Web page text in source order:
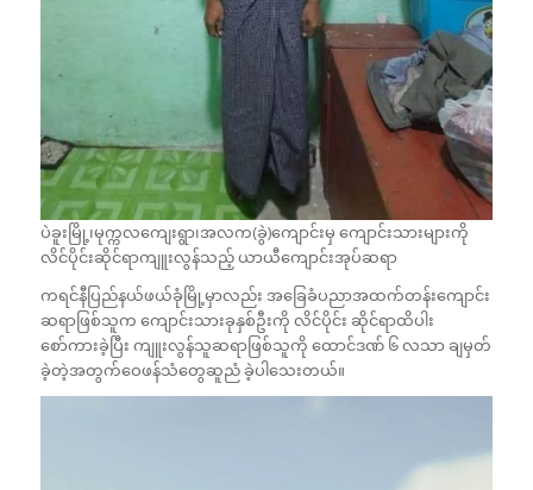
ပဲခူးမြို့၊မုက္ကလကျေးရွာ၊အလက(ခွဲ)ကျောင်းမှ ကျောင်းသားများကို
လိင်ပိုင်းဆိုင်ရာကျူးလွန်သည့် ယာယီကျောင်းအုပ်ဆရာ
ကရင်နီပြည်နယ်ဖယ်ခုံမြို့မှာလည်း အခြေခံပညာအထက်တန်းကျောင်း
ဆရာဖြစ်သူက ကျောင်းသားခုနှစ်ဦးကို လိင်ပိုင်း ဆိုင်ရာထိပါး
စော်ကားခဲ့ပြီး ကျူးလွန်သူဆရာဖြစ်သူကို ထောင်ဒဏ် ၆ လသာ ချမှတ်
ခဲ့တဲ့အတွက်ဝေဖန်သံတွေဆူညံ ခဲ့ပါသေးတယ်။